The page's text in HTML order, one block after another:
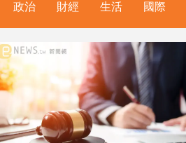
政治 財經 生活 國際